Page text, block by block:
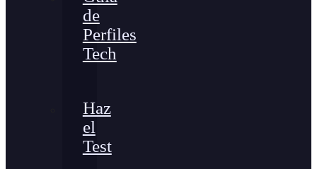
de
Perfiles
Tech
Haz
el
Test